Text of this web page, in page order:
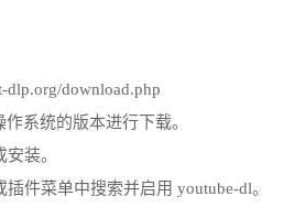
download.php
系统的版本进行下载。
装。
插件菜单中搜索并启用 youtube-dl。